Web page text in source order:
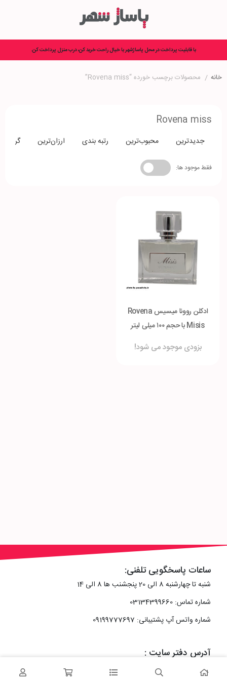
با قابلیت پرداخت در محل پاساژشهر با خیال راحت خرید کن، درب منزل پرداخت کن.
خانه / محصولات برچسب خورده “Rovena miss”
Rovena miss
جدیدترین محبوب‌ترین رتبه بندی ارزان‌ترین
فقط موجود ها:
ادکلن روونا میسیس Rovena
Misis با حجم ۱۰۰ میلی لیتر
بزودی موجود می شود!
ساعات پاسخگویی تلفنی:
شنبه تا چهارشنبه 8 الی 20 پنجشنب ها 8 الی 14
شماره تماس: 03134399660
شماره واتس آپ پشتیبانی: 09199777697
آدرس دفتر سایت :
اصفهان، خیابان رزمندگان، کوچه شماره سه فرعی 2 پلاک 10